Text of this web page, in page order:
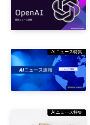
AIニュース特集
AIニュース特集